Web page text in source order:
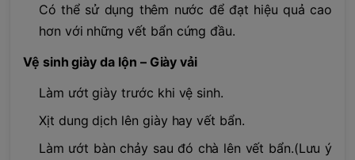
Có thể sử dụng thêm nước để đạt hiệu quả cao
hơn với những vết bẩn cứng đầu.
Vệ sinh giày da lộn – Giày vải
Làm ướt giày trước khi vệ sinh.
Xịt dung dịch lên giày hay vết bẩn.
Làm ướt bàn chảy sau đó chà lên vết bẩn.(Lưu ý